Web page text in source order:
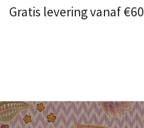
Gratis levering vanaf €60